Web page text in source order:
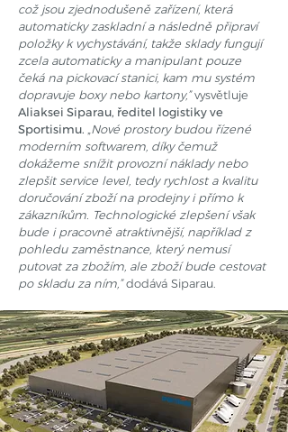
což jsou zjednodušeně zařízení, která
automaticky zaskladní a následně připraví
položky k vychystávání, takže sklady fungují
zcela automaticky a manipulant pouze
čeká na pickovací stanici, kam mu systém
dopravuje boxy nebo kartony,”vysvětluje
Aliaksei Siparau, ředitel logistiky ve
Sportisimu. Nové prostory budou řízené
moderním softwarem, díky čemuž
dokážeme snížit provozní náklady nebo
zlepšit service level, tedy rychlost a kvalitu
doručování zboží na prodejny i přímo k
zákazníkům. Technologické zlepšení však
bude i pracovně atraktivnější, například z
pohledu zaměstnance, který nemusí
putovat za zbožím, ale zboží bude cestovat
po skladu za ním,”dodává Siparau.